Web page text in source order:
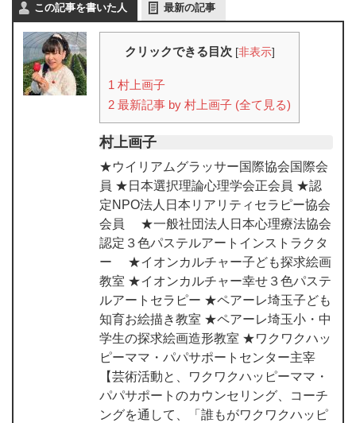
この記事を書いた人 最新の記事
クリックできる目次 [非表示]
1 村上画子
2 最新記事 by 村上画子 (全て見る)
村上画子
★ウイリアムグラッサー国際協会国際会
員 ★日本選択理論心理学会正会員 ★認
定NPO法人日本リアリティセラピー協会
会員 ★一般社団法人日本心理療法協会
認定３色パステルアートインストラクタ
ー ★イオンカルチャー子ども探求絵画
教室 ★イオンカルチャー幸せ３色パステ
ルアートセラピー ★ペアーレ埼玉子ども
知育お絵描き教室 ★ペアーレ埼玉小・中
学生の探求絵画造形教室 ★ワクワクハッ
ピーママ・パパサポートセンター主宰
【芸術活動と、ワクワクハッピーママ・
パパサポートのカウンセリング、コーチ
ングを通して、「誰もがワクワクハッピ